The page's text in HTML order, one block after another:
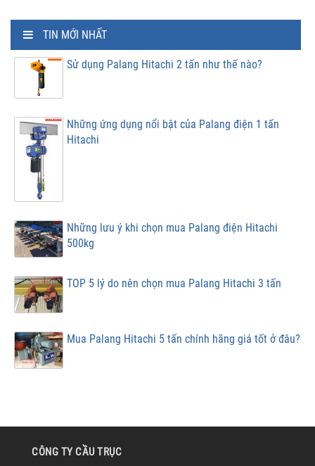
TIN MỚI NHẤT
Sử dụng Palang Hitachi 2 tấn như thế nào?
Những ứng dụng nổi bật của Palang điện 1 tấn
Hitachi
Những lưu ý khi chọn mua Palang điện Hitachi
500kg
TOP 5 lý do nên chọn mua Palang Hitachi 3 tấn
Mua Palang Hitachi 5 tấn chính hãng giá tốt ở đâu?
CÔNG TY CẦU TRỤC